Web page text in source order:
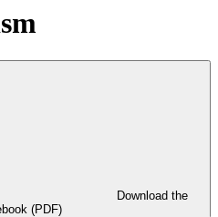
(PDF)